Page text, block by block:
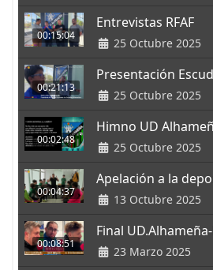
00:15:04
Entrevistas RFAF
25 Octubre 2025
00:21:13
Presentación
25 Octubre 2025
00:02:48
Himno UD
25 Octubre 2025
00:04:37
Apelación a la
13 Octubre 2025
00:08:51
Final
23 Marzo 2025